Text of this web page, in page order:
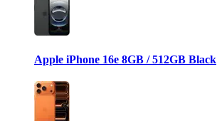
Apple iPhone 16e 8GB / 512GB Black